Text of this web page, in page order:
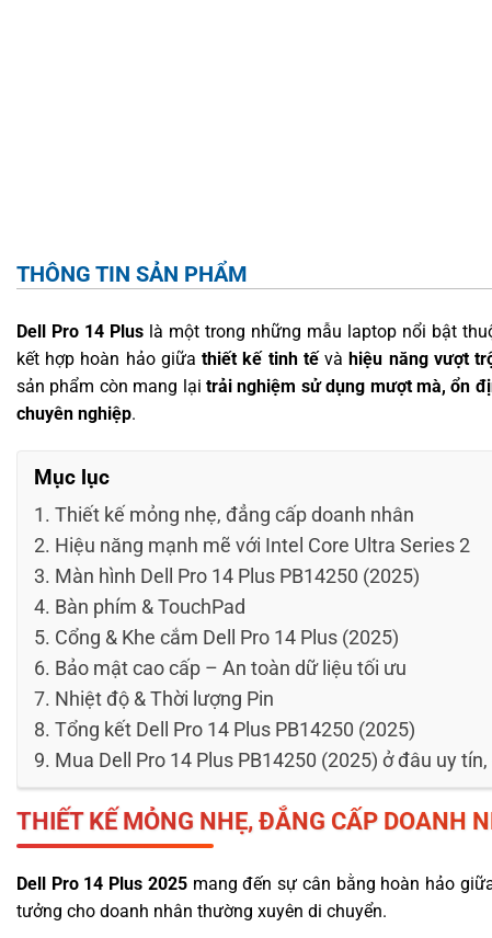
THÔNG TIN SẢN PHẨM
Dell Pro 14 Plus là một trong những mẫu laptop nổi bật
kết hợp hoàn hảo giữathiết kế tinh tếvà hiệu năng vượt
sản phẩm còn mang lại trải nghiệm sử dụng mượt mà, ổn
chuyên nghiệp.
Mục lục
Thiết kế mỏng nhẹ, đẳng cấp doanh nhân
Hiệu năng mạnh mẽ với Intel Core Ultra Series 2
Màn hình Dell Pro 14 Plus PB14250 (2025)
Bàn phím & TouchPad
Cổng & Khe cắm Dell Pro 14 Plus (2025)
Bảo mật cao cấp – An toàn dữ liệu tối ưu
Nhiệt độ & Thời lượng Pin
Tổng kết Dell Pro 14 Plus PB14250 (2025)
Mua Dell Pro 14 Plus PB14250 (2025) ở đâu uy
THIẾT KẾ MỎNG NHẸ, ĐẲNG CẤP DOANH
Dell Pro 14 Plus 2025mang đến sự cân bằng hoàn hảo
tưởng cho doanh nhân thường xuyên di chuyển.